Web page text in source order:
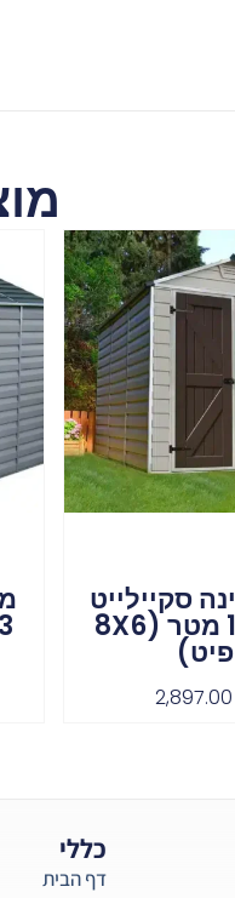
סקיילייט
1.9X2.3 מטר (8X6
פיט)
2,897.00
כללי
דף הבית